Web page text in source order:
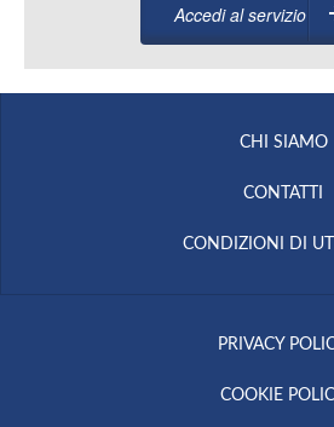
Accedi al servizio
CHI SIAMO
CONTATTI
CONDIZIONI DI
PRIVACY
COOKIE